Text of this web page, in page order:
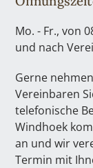
Mo. - Fr., von
und nach
Gerne
Vereinbaren
telefonische
Windhoek
an und wir
Termin mit